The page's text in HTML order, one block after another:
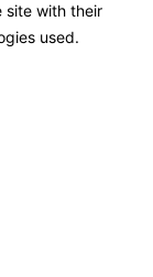
site with their
used.